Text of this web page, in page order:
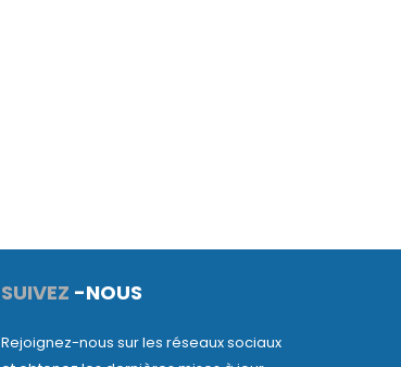
SUIVEZ -NOUS
Rejoignez-nous sur les réseaux sociaux